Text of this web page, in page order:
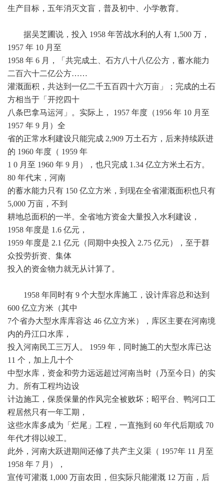
生产目标，五年消灭文盲，普及初中、小学教育。
据吴芝圃说，投入 1958 年苦战水利的人有 1,500 万，
1957 年 10 月至
1958 年 6 月，「共完成土、石方八十八亿公方，蓄水能力
二百六十二亿公方……
灌溉面积，共达到一亿二千五百四十六万亩」；完成的土石
方相当于「开挖四十
八条巴拿马运河」。实际上， 1957 年度（1956 年 10 月至
1957 年 9 月）全
省的正常水利建设只能完成 2,909 万土石方，后来持续跃进
的 1960 年度（ 1959 年
1 0 月至 1960 年 9 月），也只完成 1.34 亿立方米土石方。
80 年代末，河南
的蓄水能力只有 150 亿立方米，到现在全省灌溉面积也只有
5,000 万亩，不到
耕地总面积的一半。全省地方资金大量投入水利建设，
1958 年度是 1.6 亿元，
1959 年度是 2.1 亿元（同期中央投入 2.75 亿元），至于群
众投劳折资、集体
投入的资金物力就无从计算了。
1958 年同时有 9 个大型水库施工，设计库容总和达到
600 亿立方米（其中
7个省办大型水库库容达 46 亿立方米），库区主要在河南境
内的丹江口水库，
投入河南民工三万人。 1959 年，同时施工的大型水库已达
11 个，加上几十个
中型水库，资金和劳力远远超过河南当时（乃至今日）的实
力。所有工程均边设
计边施工，保质保量的作风完全被败坏；昭平台、鸭河口工
程居然只有一年工期，
这些水库多成为「烂尾」工程，一直拖到 60 年代后期或 70
年代才得以竣工。
此外，河南大跃进期间还修了共产主义渠（ 1957年 11 月至
1958 年 7 月），
宣传可灌溉 1,000 万亩农田，但实际只能灌溉 12 万亩，后